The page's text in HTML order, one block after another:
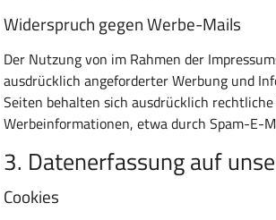
Widerspruch gegen Werbe-Mails
Der Nutzung von im Rahmen der
ausdrücklich angeforderter Werbung und
Seiten behalten sich ausdrücklich
Werbeinformationen, etwa durch Spam-E-
3. Datenerfassung auf
Cookies